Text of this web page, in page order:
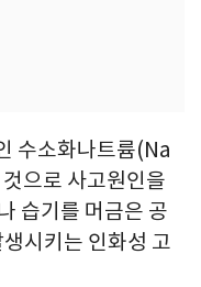
수소화나트륨(Na
으로 사고원인을
습기를 머금은 공
시키는 인화성 고